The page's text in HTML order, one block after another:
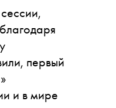
первый
и в мире